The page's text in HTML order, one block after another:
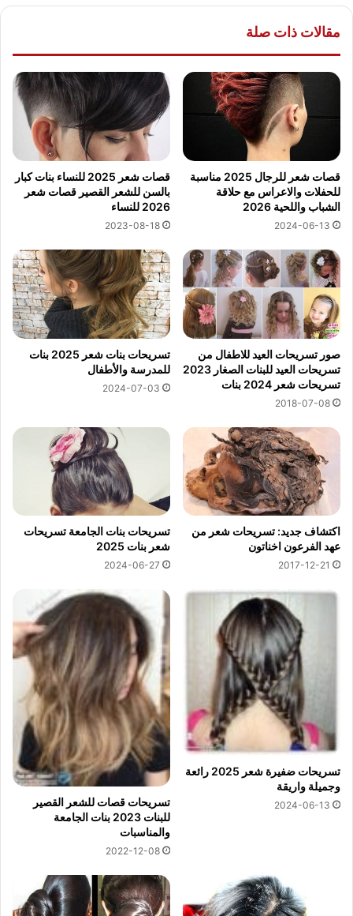
مقالات ذات صلة
قصات شعر للرجال 2025 مناسبة
للحفلات والاعراس مع حلاقة
الشباب واللحية 2026
2024-06-13
قصات شعر 2025 للنساء بنات كبار
بالسن للشعر القصير قصات شعر
2026 للنساء
2023-08-18
صور تسريحات العيد للاطفال من
تسريحات العيد للبنات الصغار 2023
تسريحات شعر 2024 بنات
2018-07-08
تسريحات بنات شعر 2025 بنات
للمدرسة والأطفال
2024-07-03
اكتشاف جديد: تسريحات شعر من
عهد الفرعون اخناتون
2017-12-21
تسريحات بنات الجامعة تسريحات
شعر بنات 2025
2024-06-27
تسريحات ضفيرة شعر 2025 رائعة
وجميلة واريقة
2024-06-13
تسريحات قصات للشعر القصير
للبنات 2023 بنات الجامعة
والمناسبات
2022-12-08